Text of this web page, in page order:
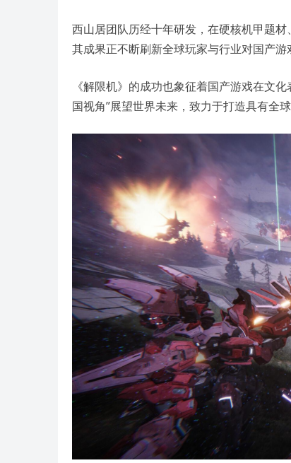
西山居团队历经十年研发，在硬核机甲题
其成果正不断刷新全球玩家与行业对国产游
《解限机》的成功也象征着国产游戏在文
国视角”展望世界未来，致力于打造具有全